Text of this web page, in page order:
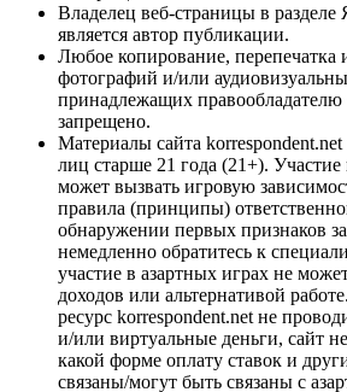
Владелец веб-страницы в разделе
является автор публикации.
Любое копирование, перепечатка
фотографий и/или
принадлежащих правообладателю
запрещено.
Материалы сайта
лиц старше 21 года (21+). Участие
может вызвать игровую
правила (принципы)
обнаружении первых признаков
немедленно обратитесь к
участие в азартных играх не
доходов или альтернативой
ресурс korrespondent.net не
и/или виртуальные деньги, сайт
какой форме оплату ставок и
связаны/могут быть связаны с